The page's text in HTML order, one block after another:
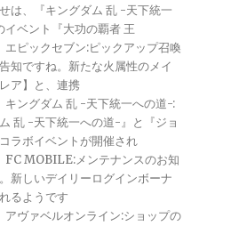
は、『キングダム 乱 -天下統一
ベント『大功の覇者 王
エピックセブン:ピックアップ召喚
知ですね。新たな火属性のメイ
ア】と、連携
キングダム 乱 -天下統一への道-:
ム 乱 -天下統一への道-』と『ジョ
ラボイベントが開催され
FC MOBILE:メンテナンスのお知
新しいデイリーログインボーナ
るようです
アヴァベルオンライン:ショップの